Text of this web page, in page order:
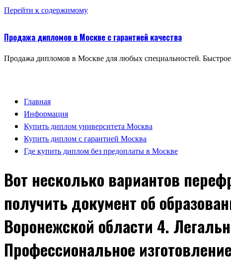
Перейти к содержимому
Продажа дипломов в Москве с гарантией качества
Продажа дипломов в Москве для любых специальностей.
Главная
Информация
Купить диплом университета Москва
Купить диплом с гарантией Москва
Где купить диплом без предоплаты в Москве
Вот несколько вариантов
получить документ об
Воронежской области 4.
Профессиональное